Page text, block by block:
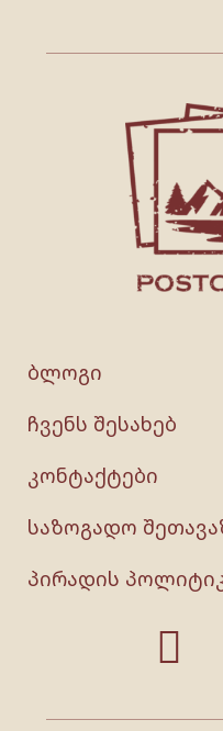
ბლოგი
ჩვენს შესახებ
კონტაქტები
საზოგადო
პირადის